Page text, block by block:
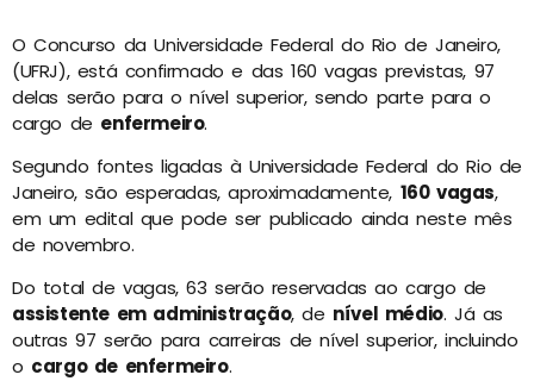
O Concurso da Universidade Federal do Rio de Janeiro,
(UFRJ), está confirmado e das 160 vagas previstas, 97
delas serão para o nível superior, sendo parte para o
cargo de enfermeiro.
Segundo fontes ligadas à Universidade Federal do Rio de
Janeiro, são esperadas, aproximadamente, 160 vagas,
em um edital que pode ser publicado ainda neste mês
de novembro.
Do total de vagas, 63 serão reservadas ao cargo de
assistente em administração, de nível médio. Já as
outras 97 serão para carreiras de nível superior, incluindo
o cargo de enfermeiro.